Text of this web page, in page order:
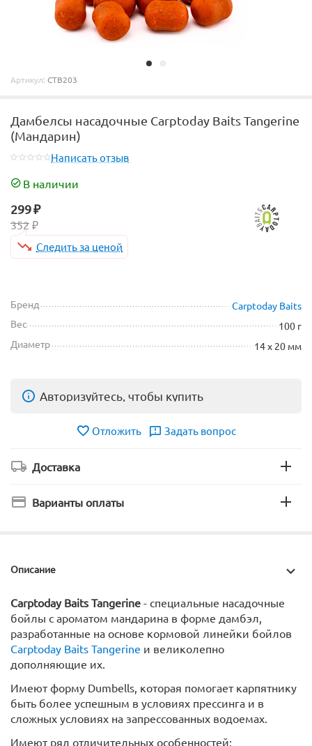
Артикул: CTB203
Дамбелсы насадочные Carptoday Baits Tangerine
(Мандарин)
Написать отзыв
В наличии
299₽
352 ₽
Следить за ценой
Бренд
Carptoday Baits
Вес
100 г
Диаметр
14 х 20 мм
Авторизуйтесь, чтобы купить
Отложить Задать вопрос
Доставка
Варианты оплаты
Описание
Carptoday Baits Tangerine - специальные насадочные
бойлы с ароматом мандарина в форме дамбэл,
разработанные на основе кормовой линейки бойлов
Carptoday Baits Tangerine и великолепно
дополняющие их.
Имеют форму Dumbells, которая помогает карпятнику
быть более успешным в условиях прессинга и в
сложных условиях на запрессованных водоемах.
Имеют ряд отличительных особенностей: